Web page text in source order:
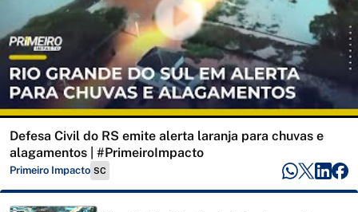
Defesa Civil do RS emite alerta laranja para chuvas e
alagamentos | #PrimeiroImpacto
Primeiro Impacto SC